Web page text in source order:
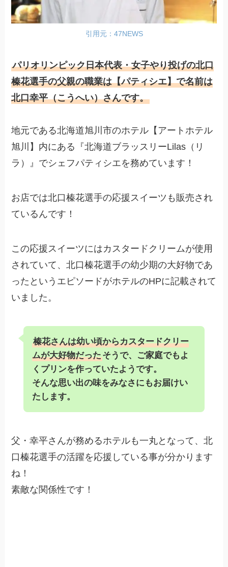
引用元：47NEWS
パリオリンピック日本代表・女子やり投げの北口
榛花選手の父親の職業は【パティシエ】で名前は
北口幸平（こうへい）さんです。
地元である北海道旭川市のホテル【アートホテル
旭川】内にある『北海道ブラッスリーLilas（リ
ラ）』でシェフパティシエを務めています！
お店では北口榛花選手の応援スイーツも販売され
ているんです！
この応援スイーツにはカスタードクリームが使用
されていて、北口榛花選手の幼少期の大好物であ
ったというエピソードがホテルのHPに記載されて
いました。
榛花さんは幼い頃からカスタードクリー
ムが大好物だったそうで、ご家庭でもよ
くプリンを作っていたようです。
そんな思い出の味をみなさにもお届けい
たします。
父・幸平さんが務めるホテルも一丸となって、北
口榛花選手の活躍を応援している事が分かります
ね！
素敵な関係性です！